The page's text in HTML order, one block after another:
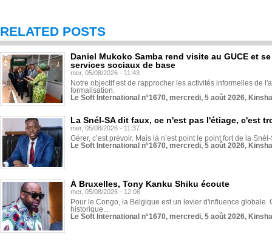
RELATED POSTS
Daniel Mukoko Samba rend visite au GUCE et
services sociaux de base
mer, 05/08/2026 - 11:43
Notre objectif est de rapprocher les activités informelles de
formalisation.
Le Soft International n°1670, mercredi, 5 août 2026,
La Snél-SA dit faux, ce n'est pas l'étiage, c'est
mer, 05/08/2026 - 11:37
Gérer, c’est prévoir. Mais là n’est point le point fort de la
Le Soft International n°1670, mercredi, 5 août 2026,
À Bruxelles, Tony Kanku Shiku écoute
mer, 05/08/2026 - 12:06
Pour le Congo, la Belgique est un levier d'influence globale.
historique...
Le Soft International n°1670, mercredi, 5 août 2026,